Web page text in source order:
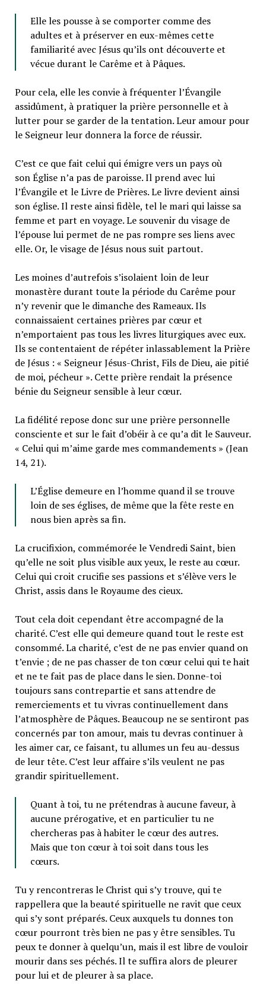
Elle les pousse à se comporter comme des
adultes et à préserver en eux-mêmes cette
familiarité avec Jésus qu’ils ont découverte et
vécue durant le Carême et à Pâques.
Pour cela, elle les convie à fréquenter l’Évangile
assidûment, à pratiquer la prière personnelle et à
lutter pour se garder de la tentation. Leur amour pour
le Seigneur leur donnera la force de réussir.
C’est ce que fait celui qui émigre vers un pays où
son Église n’a pas de paroisse. Il prend avec lui
l’Évangile et le Livre de Prières. Le livre devient ainsi
son église. Il reste ainsi fidèle, tel le mari qui laisse sa
femme et part en voyage. Le souvenir du visage de
l’épouse lui permet de ne pas rompre ses liens avec
elle. Or, le visage de Jésus nous suit partout.
Les moines d’autrefois s’isolaient loin de leur
monastère durant toute la période du Carême pour
n’y revenir que le dimanche des Rameaux. Ils
connaissaient certaines prières par cœur et
n’emportaient pas tous les livres liturgiques avec eux.
Ils se contentaient de répéter inlassablement la Prière
de Jésus : « Seigneur Jésus-Christ, Fils de Dieu, aie pitié
de moi, pécheur ». Cette prière rendait la présence
bénie du Seigneur sensible à leur cœur.
La fidélité repose donc sur une prière personnelle
consciente et sur le fait d’obéir à ce qu’a dit le Sauveur.
« Celui qui m’aime garde mes commandements » (Jean
14, 21).
L’Église demeure en l’homme quand il se trouve
loin de ses églises, de même que la fête reste en
nous bien après sa fin.
La crucifixion, commémorée le Vendredi Saint, bien
qu’elle ne soit plus visible aux yeux, le reste au cœur.
Celui qui croit crucifie ses passions et s’élève vers le
Christ, assis dans le Royaume des cieux.
Tout cela doit cependant être accompagné de la
charité. C’est elle qui demeure quand tout le reste est
consommé. La charité, c’est de ne pas envier quand on
t’envie ; de ne pas chasser de ton cœur celui qui te hait
et ne te fait pas de place dans le sien. Donne-toi
toujours sans contrepartie et sans attendre de
remerciements et tu vivras continuellement dans
l’atmosphère de Pâques. Beaucoup ne se sentiront pas
concernés par ton amour, mais tu devras continuer à
les aimer car, ce faisant, tu allumes un feu au-dessus
de leur tête. C’est leur affaire s’ils veulent ne pas
grandir spirituellement.
Quant à toi, tu ne prétendras à aucune faveur, à
aucune prérogative, et en particulier tu ne
chercheras pas à habiter le cœur des autres.
Mais que ton cœur à toi soit dans tous les
cœurs.
Tu y rencontreras le Christ qui s’y trouve, qui te
rappellera que la beauté spirituelle ne ravit que ceux
qui s’y sont préparés. Ceux auxquels tu donnes ton
cœur pourront très bien ne pas y être sensibles. Tu
peux te donner à quelqu’un, mais il est libre de vouloir
mourir dans ses péchés. Il te suffira alors de pleurer
pour lui et de pleurer à sa place.